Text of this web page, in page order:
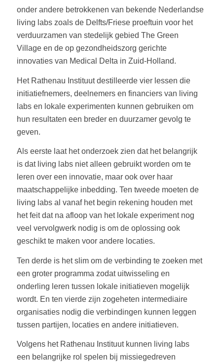
onder andere betrokkenen van bekende Nederlandse
living labs zoals de Delfts/Friese proeftuin voor het
verduurzamen van stedelijk gebied The Green
Village en de op gezondheidszorg gerichte
innovaties van Medical Delta in Zuid-Holland.
Het Rathenau Instituut destilleerde vier lessen die
initiatiefnemers, deelnemers en financiers van living
labs en lokale experimenten kunnen gebruiken om
hun resultaten een breder en duurzamer gevolg te
geven.
Als eerste laat het onderzoek zien dat het belangrijk
is dat living labs niet alleen gebruikt worden om te
leren over een innovatie, maar ook over haar
maatschappelijke inbedding. Ten tweede moeten de
living labs al vanaf het begin rekening houden met
het feit dat na afloop van het lokale experiment nog
veel vervolgwerk nodig is om de oplossing ook
geschikt te maken voor andere locaties.
Ten derde is het slim om de verbinding te zoeken met
een groter programma zodat uitwisseling en
onderling leren tussen lokale initiatieven mogelijk
wordt. En ten vierde zijn zogeheten intermediaire
organisaties nodig die verbindingen kunnen leggen
tussen partijen, locaties en andere initiatieven.
Volgens het Rathenau Instituut kunnen living labs
een belangrijke rol spelen bij missiegedreven